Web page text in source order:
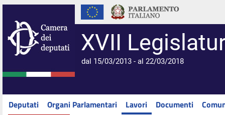
XVII
dal 15/03/2013 - al 22/03/2018
Deputati Organi Parlamentari Lavori Documenti